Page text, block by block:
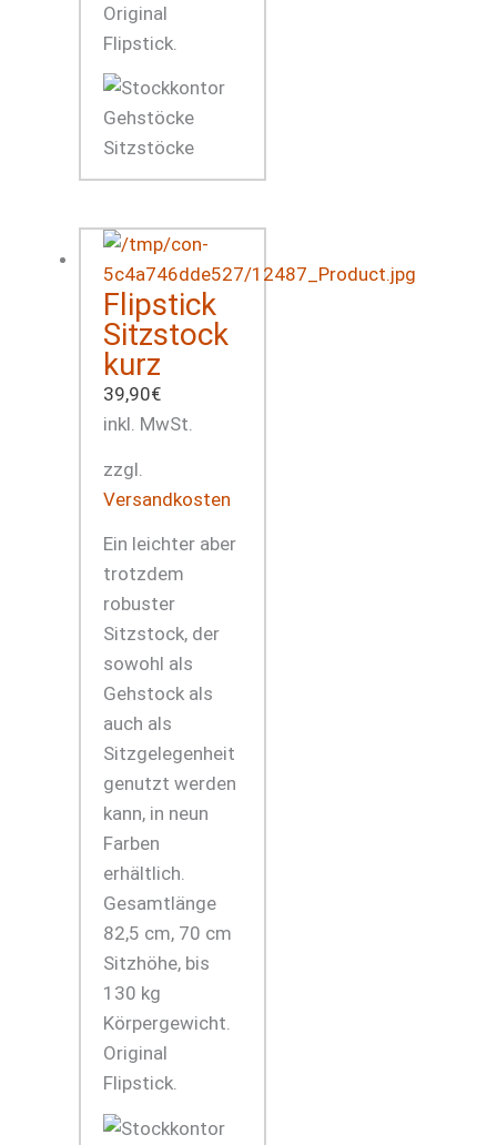
Original
Flipstick.
Flipstick
Sitzstock
kurz
39,90€
inkl. MwSt.
zzgl.
Versandkosten
Ein leichter aber
trotzdem
robuster
Sitzstock, der
sowohl als
Gehstock als
auch als
Sitzgelegenheit
genutzt werden
kann, in neun
Farben
erhältlich.
Gesamtlänge
82,5 cm, 70 cm
Sitzhöhe, bis
130 kg
Körpergewicht.
Original
Flipstick.